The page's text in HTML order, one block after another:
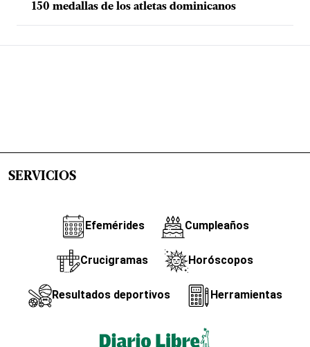
150 medallas de los atletas dominicanos
SERVICIOS
Efemérides Cumpleaños
Crucigramas Horóscopos
Resultados deportivos Herramientas